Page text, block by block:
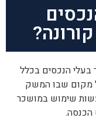
בעלי הנכסים בכלל
מקום שבו המשק
שימוש במושכר